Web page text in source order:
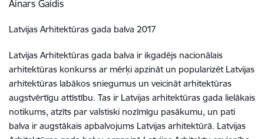
Ainars Gaidis
Latvijas Arhitektūras gada balva 2017
Latvijas Arhitektūras gada balva ir ikgadējs nacionālais
arhitektūras konkurss ar mērķi apzināt un popularizēt Latvijas
arhitektūras labākos sniegumus un veicināt arhitektūras
augstvērtīgu attīstību. Tas ir Latvijas arhitektūras gada lielākais
notikums, atzīts par valstiski nozīmīgu pasākumu, un pati
balva ir augstākais apbalvojums Latvijas arhitektūrā. Latvijas